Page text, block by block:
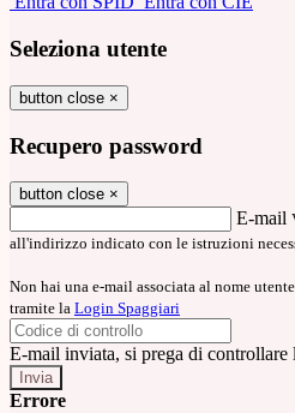
Seleziona utente
button close ×
Recupero password
button close ×
E-mail
all'indirizzo indicato con le istruzioni
Non hai una e-mail associata al nome
tramite la Login Spaggiari
E-mail inviata, si prega di controllare
Errore